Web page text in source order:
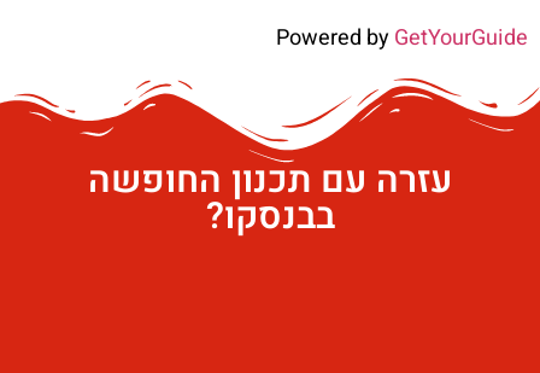
Powered byGetYourGuide
עזרה עם תכנון החופשה
בבנסקו?